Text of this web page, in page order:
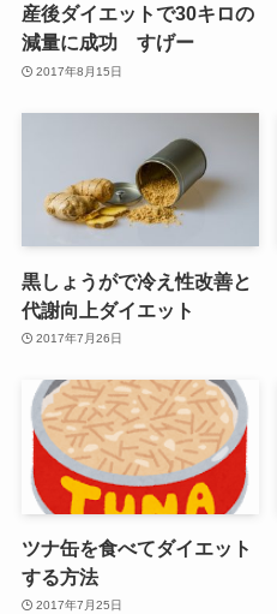
産後ダイエットで30キロの
減量に成功 すげー
2017年8月15日
黒しょうがで冷え性改善と
代謝向上ダイエット
2017年7月26日
ツナ缶を食べてダイエット
する方法
2017年7月25日